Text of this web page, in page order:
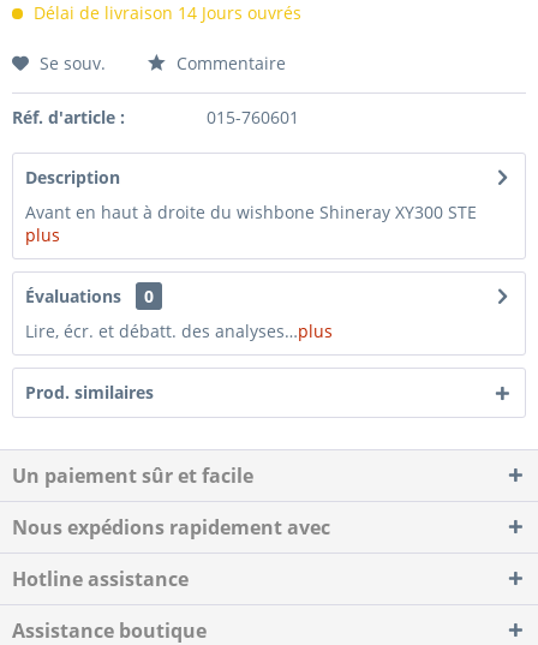
Délai de livraison 14 Jours ouvrés
Se souv. Commentaire
Réf. d'article : 015-760601
Description
Avant en haut à droite du wishbone Shineray XY300 STE
plus
Évaluations
0
Lire, écr. et débatt. des analyses…plus
Prod. similaires
Un paiement sûr et facile
Nous expédions rapidement avec
Hotline assistance
Assistance boutique